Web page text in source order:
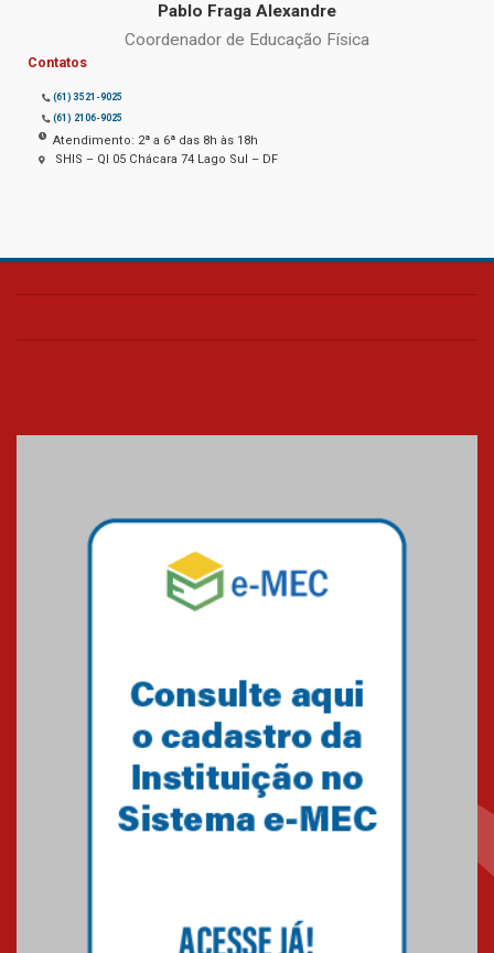
Pablo Fraga Alexandre
Coordenador de Educação Física
Contatos
(61) 3521-9025
(61) 2106-9025
Atendimento: 2ª a 6ª das 8h às 18h
SHIS – QI 05 Chácara 74 Lago Sul – DF